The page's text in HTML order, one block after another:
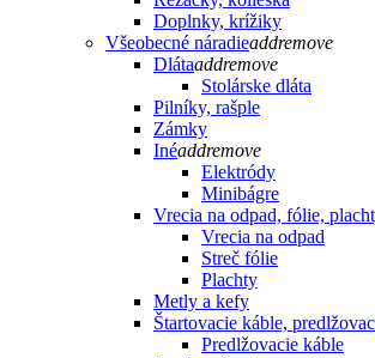
Doplnky, krížiky
Všeobecné náradieaddremove
Dlátaaddremove
Stolárske dláta
Pilníky, rašple
Zámky
Inéaddremove
Elektródy
Minibágre
Vrecia na odpad, fólie,
Vrecia na odpad
Streč fólie
Plachty
Metly a kefy
Štartovacie káble,
Predlžovacie káble